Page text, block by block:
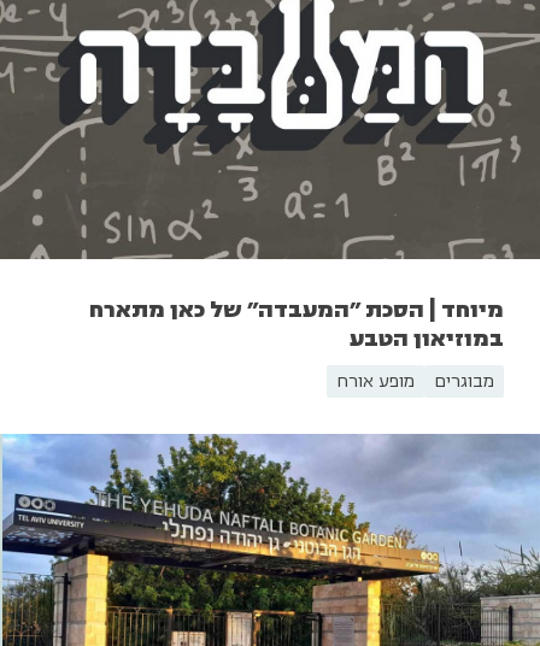
מיוחד | הסכת "המעבדה" של כאן מתארח
במוזיאון הטבע
מבוגרים מופע אורח